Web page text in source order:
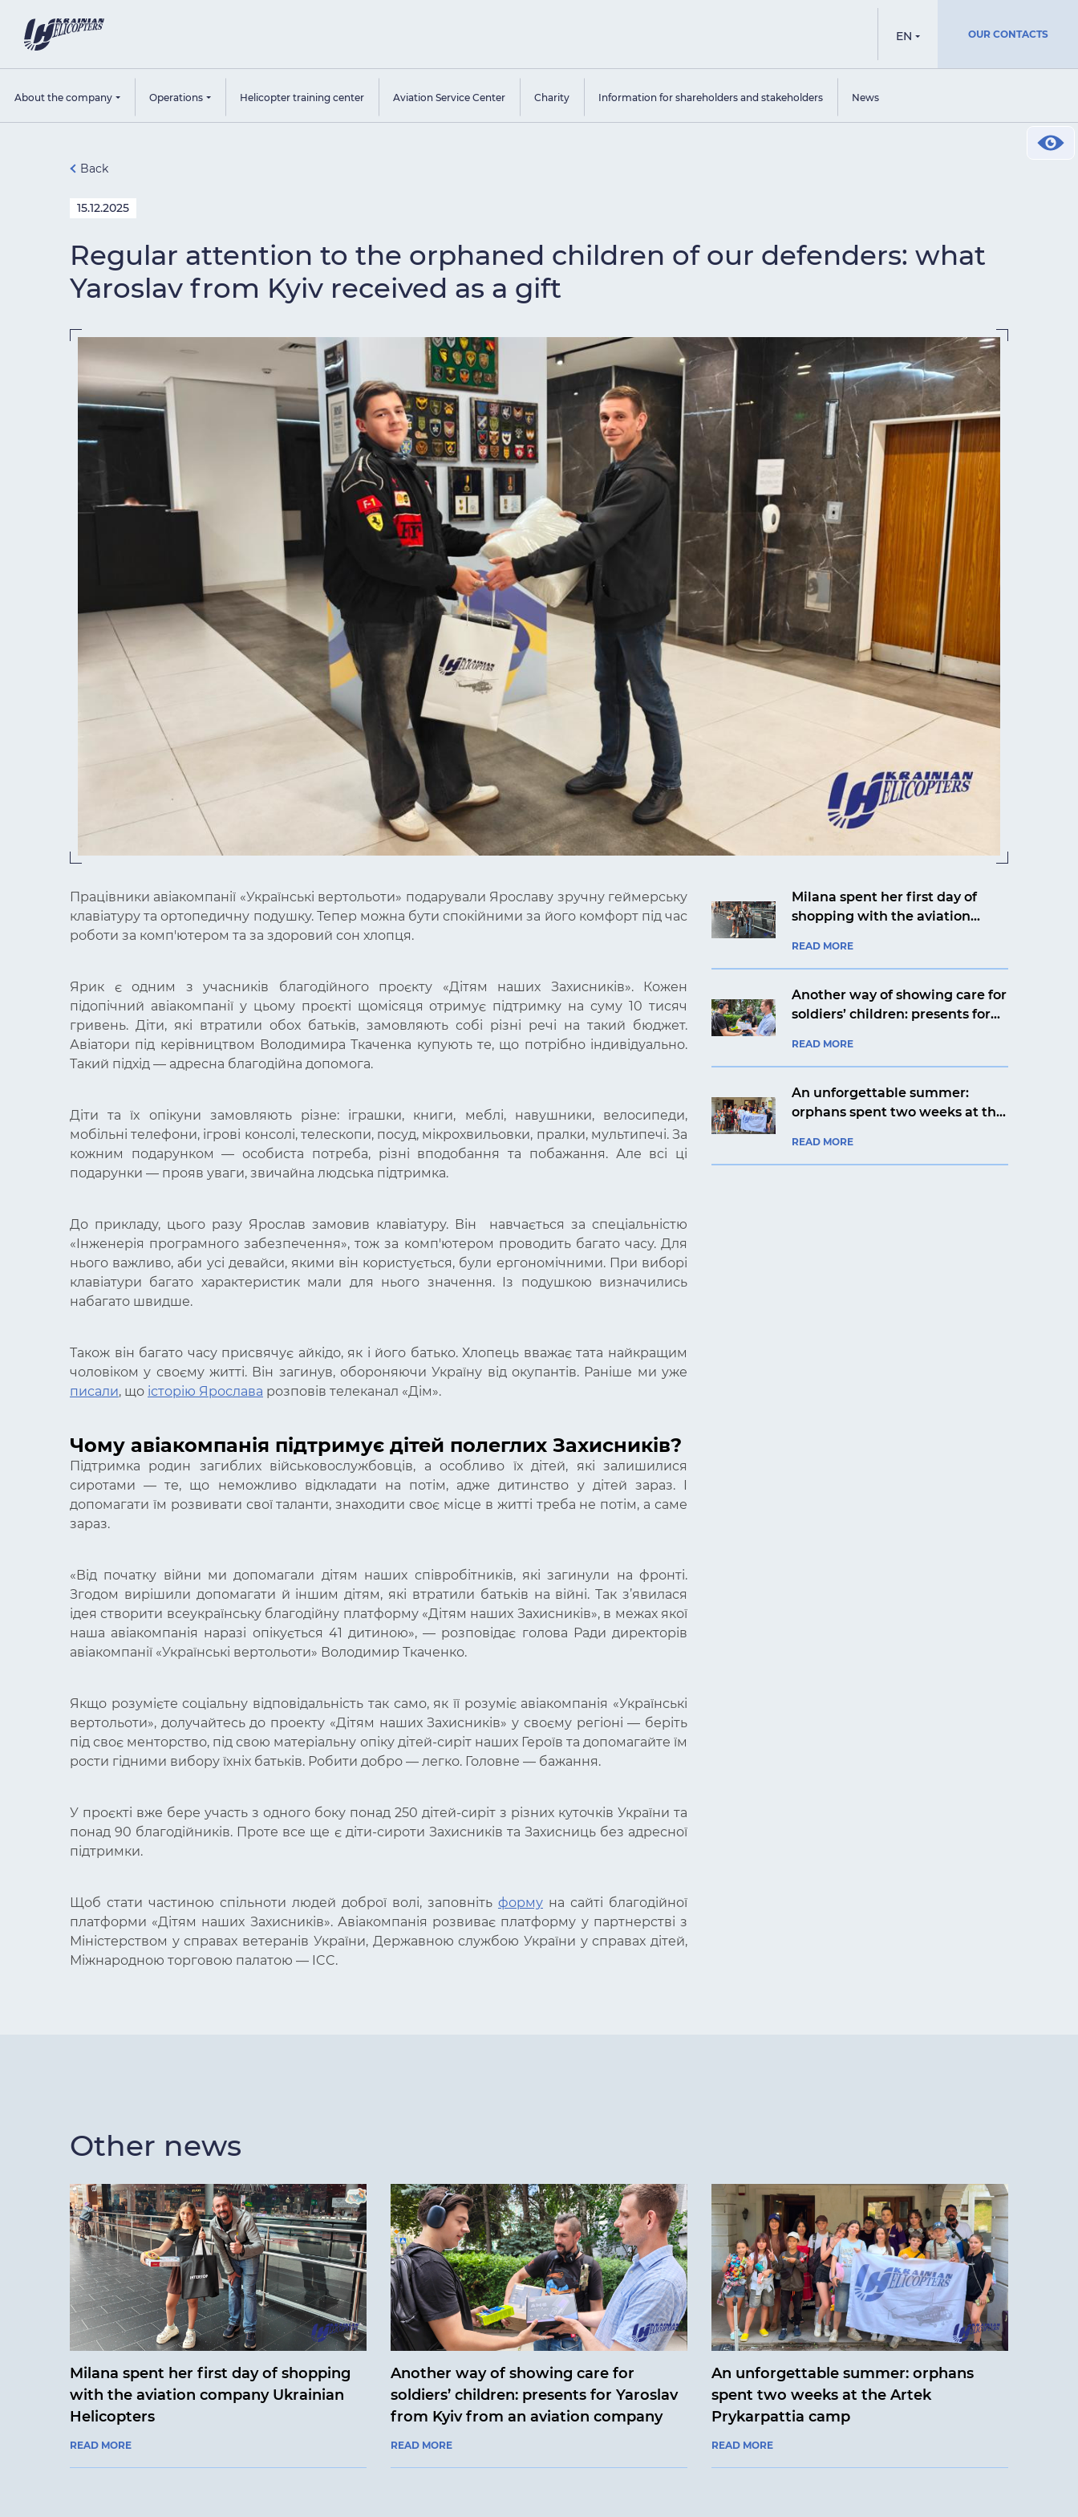
EN OUR CONTACTS
About the company Operations Helicopter training center Aviation Service Center Charity Information for shareholders and stakeholders News
Back
15.12.2025
Regular attention to the orphaned children of our defenders: what
Yaroslav from Kyiv received as a gift
Працівники авіакомпанії «Українські вертольоти» подарували Ярославу зручну геймерську
клавіатуру та ортопедичну подушку. Тепер можна бути спокійними за його комфорт під час
роботи за комп'ютером та за здоровий сон хлопця.
Ярик є одним з учасників благодійного проєкту «Дітям наших Захисників». Кожен
підопічний авіакомпанії у цьому проєкті щомісяця отримує підтримку на суму 10 тисяч
гривень. Діти, які втратили обох батьків, замовляють собі різні речі на такий бюджет.
Авіатори під керівництвом Володимира Ткаченка купують те, що потрібно індивідуально.
Такий підхід — адресна благодійна допомога.
Діти та їх опікуни замовляють різне: іграшки, книги, меблі, навушники, велосипеди,
мобільні телефони, ігрові консолі, телескопи, посуд, мікрохвильовки, пралки, мультипечі. За
кожним подарунком — особиста потреба, різні вподобання та побажання. Але всі ці
подарунки — прояв уваги, звичайна людська підтримка.
До прикладу, цього разу Ярослав замовив клавіатуру. Він навчається за спеціальністю
«Інженерія програмного забезпечення», тож за комп'ютером проводить багато часу. Для
нього важливо, аби усі девайси, якими він користується, були ергономічними. При виборі
клавіатури багато характеристик мали для нього значення. Із подушкою визначились
набагато швидше.
Також він багато часу присвячує айкідо, як і його батько. Хлопець вважає тата найкращим
чоловіком у своєму житті. Він загинув, обороняючи Україну від окупантів. Раніше ми уже
писали, що історію Ярослава розповів телеканал «Дім».
Чому авіакомпанія підтримує дітей полеглих Захисників?
Підтримка родин загиблих військовослужбовців, а особливо їх дітей, які залишилися
сиротами — те, що неможливо відкладати на потім, адже дитинство у дітей зараз. І
допомагати їм розвивати свої таланти, знаходити своє місце в житті треба не потім, а саме
зараз.
«Від початку війни ми допомагали дітям наших співробітників, які загинули на фронті.
Згодом вирішили допомагати й іншим дітям, які втратили батьків на війні. Так з’явилася
ідея створити всеукраїнську благодійну платформу «Дітям наших Захисників», в межах якої
наша авіакомпанія наразі опікується 41 дитиною», — розповідає голова Ради директорів
авіакомпанії «Українські вертольоти» Володимир Ткаченко.
Якщо розумієте соціальну відповідальність так само, як її розуміє авіакомпанія «Українські
вертольоти», долучайтесь до проекту «Дітям наших Захисників» у своєму регіоні — беріть
під своє менторство, під свою матеріальну опіку дітей-сиріт наших Героїв та допомагайте їм
рости гідними вибору їхніх батьків. Робити добро — легко. Головне — бажання.
У проєкті вже бере участь з одного боку понад 250 дітей-сиріт з різних куточків України та
понад 90 благодійників. Проте все ще є діти-сироти Захисників та Захисниць без адресної
підтримки.
Щоб стати частиною спільноти людей доброї волі, заповніть форму на сайті благодійної
платформи «Дітям наших Захисників». Авіакомпанія розвиває платформу у партнерстві з
Міністерством у справах ветеранів України, Державною службою України у справах дітей,
Міжнародною торговою палатою — ICC.
Milana spent her first day of
shopping with the aviation
READ MORE
Another way of showing care for
soldiers’ children: presents for
aviation company
READ MORE
An unforgettable summer:
orphans spent two weeks at the
READ MORE
Other news
Milana spent her first day of shopping
with the aviation company Ukrainian
Helicopters
READ MORE
Another way of showing care for
soldiers’ children: presents for Yaroslav
from Kyiv from an aviation company
READ MORE
An unforgettable summer: orphans
spent two weeks at the Artek
Prykarpattia camp
READ MORE